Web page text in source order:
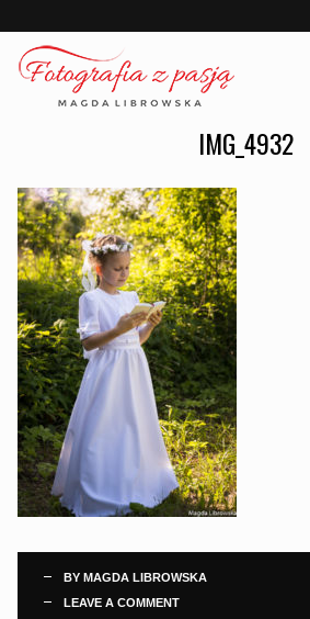
Skip
IMG_4932
BYMAGDA LIBROWSKA
LEAVE A COMMENT